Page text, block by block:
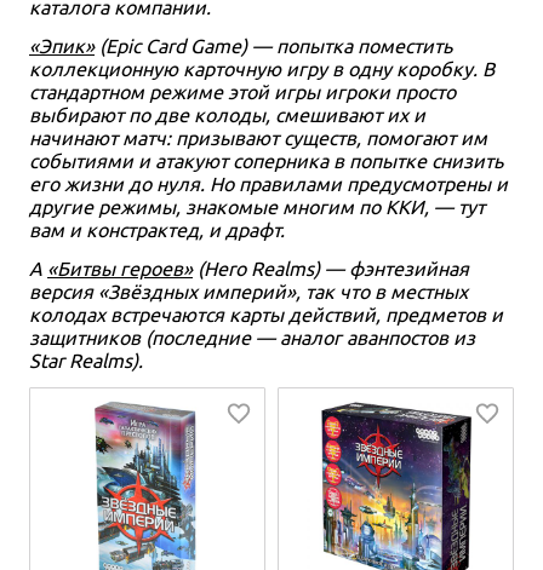
каталога компании.
«Эпик»(Epic Card Game) — попытка поместить
коллекционную карточную игру в одну коробку. В
стандартном режиме этой игры игроки просто
выбирают по две колоды, смешивают их и
начинают матч: призывают существ, помогают им
событиями и атакуют соперника в попытке снизить
его жизни до нуля. Но правилами предусмотрены и
другие режимы, знакомые многим по ККИ, — тут
вам и констрактед, и драфт.
А «Битвы героев»(Hero Realms) — фэнтезийная
версия «Звёздных империй», так что в местных
колодах встречаются карты действий, предметов и
защитников (последние — аналог аванпостов из
Star Realms).